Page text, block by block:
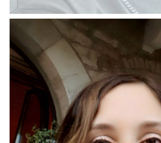
Il più giovane del gruppo,